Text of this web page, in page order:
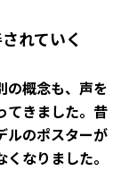
れていく
の概念も、声を
てきました。昔
ルのポスターが
なりました。